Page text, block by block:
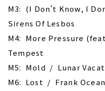
M3: (I Don't Know, I
Sirens Of Lesbos
M4: More Pressure
Tempest
M5: Mold / Lunar
M6: Lost / Frank Ocean